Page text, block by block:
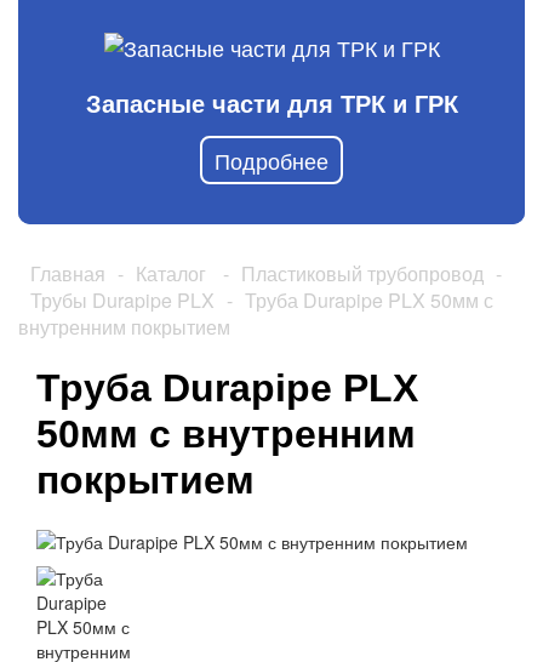
Запасные части для ТРК и ГРК
Подробнее
Главная - Каталог - Пластиковый трубопровод -
Трубы Durapipe PLX - Труба Durapipe PLX 50мм с
внутренним покрытием
Труба Durapipe PLX
50мм с внутренним
покрытием